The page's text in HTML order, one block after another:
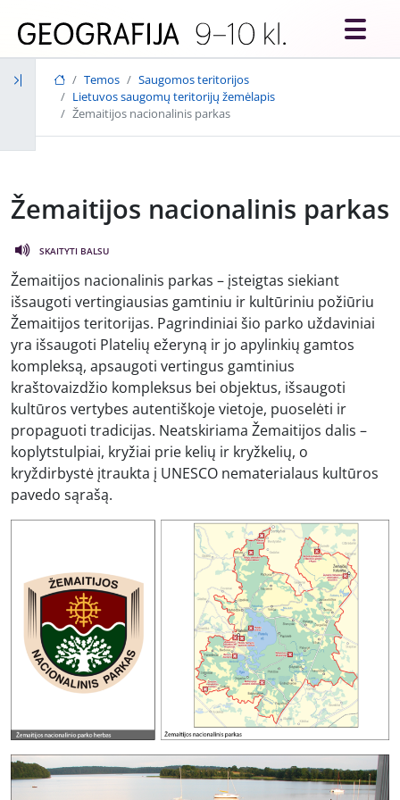
Temos
Saugomos teritorijos
Lietuvos saugomų teritorijų žemėlapis
Žemaitijos nacionalinis parkas
Žemaitijos nacionalinis parkas
SKAITYTI BALSU
Žemaitijos nacionalinis parkas – įsteigtas siekiant
išsaugoti vertingiausias gamtiniu ir kultūriniu požiūriu
Žemaitijos teritorijas. Pagrindiniai šio parko uždaviniai
yra išsaugoti Platelių ežeryną ir jo apylinkių gamtos
kompleksą, apsaugoti vertingus gamtinius
kraštovaizdžio kompleksus bei objektus, išsaugoti
kultūros vertybes autentiškoje vietoje, puoselėti ir
propaguoti tradicijas. Neatskiriama Žemaitijos dalis –
koplytstulpiai, kryžiai prie kelių ir kryžkelių, o
kryždirbystė įtraukta į UNESCO nematerialaus kultūros
pavedo sąrašą.